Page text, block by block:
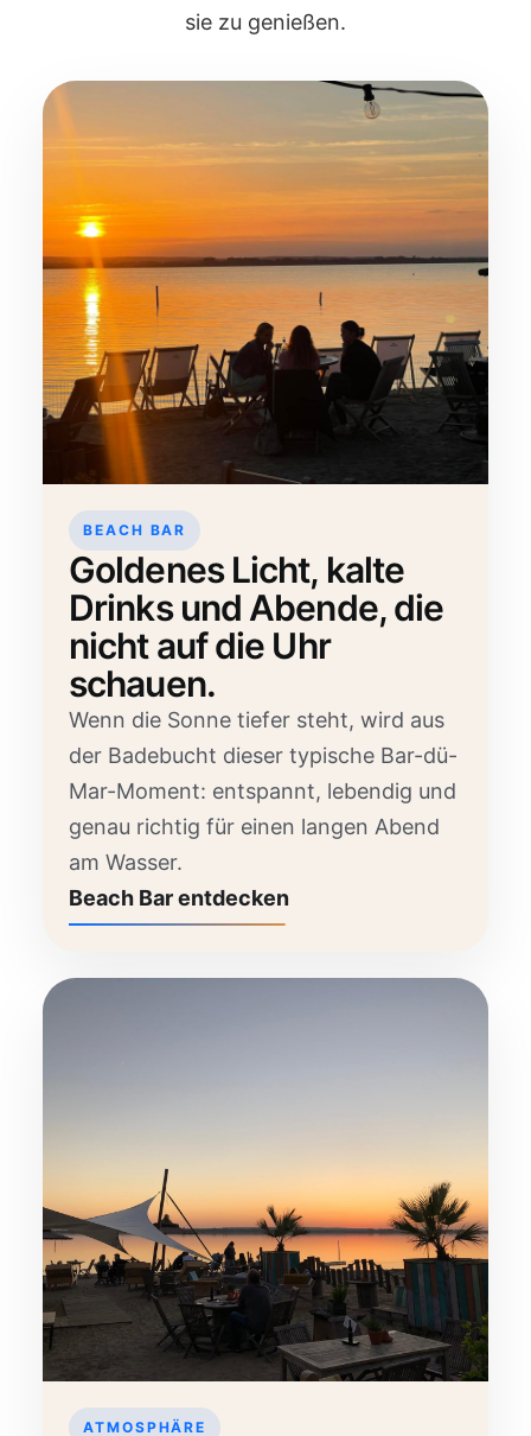
sie zu genießen.
BEACH BAR
Goldenes Licht, kalte
Drinks und Abende, die
nicht auf die Uhr
schauen.
Wenn die Sonne tiefer steht, wird aus
der Badebucht dieser typische Bar-dü-
Mar-Moment: entspannt, lebendig und
genau richtig für einen langen Abend
am Wasser.
Beach Bar entdecken
ATMOSPHÄRE